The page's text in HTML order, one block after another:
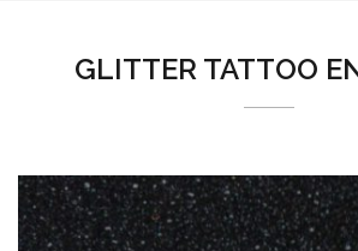
GLITTER TATTOO